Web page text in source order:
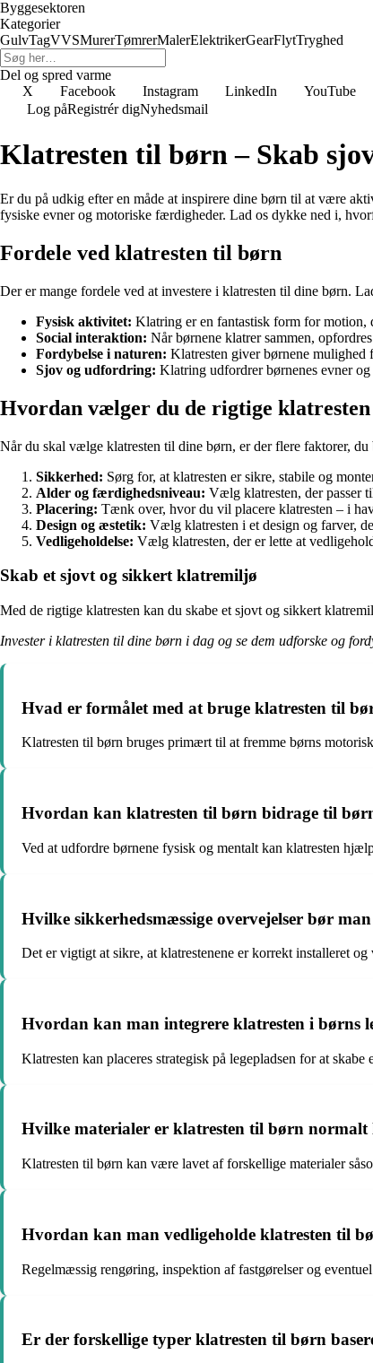
Byggesektoren
Kategorier
GulvTagVVSMurerTømrerMalerElektrikerGearFlytTryghed
Del og spred varme
X
Facebook Instagram LinkedIn YouTube
Log påRegistrér digNyhedsmail
Klatresten til børn – Skab
Er du på udkig efter en måde at inspirere dine børn til at være
fysiske evner og motoriske færdigheder. Lad os dykke ned i,
Fordele ved klatresten til børn
Der er mange fordele ved at investere i klatresten til dine børn.
Fysisk aktivitet: Klatring er en fantastisk form for motion,
Social interaktion: Når børnene klatrer sammen,
Fordybelse i naturen: Klatresten giver børnene mulighed
Sjov og udfordring: Klatring udfordrer børnenes evner
Hvordan vælger du de rigtige
Når du skal vælge klatresten til dine børn, er der flere faktorer, du
Sikkerhed: Sørg for, at klatresten er sikre, stabile og
Alder og færdighedsniveau: Vælg klatresten, der passer
Placering: Tænk over, hvor du vil placere klatresten – i
Design og æstetik: Vælg klatresten i et design og farver,
Vedligeholdelse: Vælg klatresten, der er lette at
Skab et sjovt og sikkert klatremiljø
Med de rigtige klatresten kan du skabe et sjovt og sikkert
Invester i klatresten til dine børn i dag og se dem udforske og
Hvad er formålet med at bruge klatresten til
Klatresten til børn bruges primært til at fremme børns
Hvordan kan klatresten til børn bidrage til
Ved at udfordre børnene fysisk og mentalt kan klatresten
Hvilke sikkerhedsmæssige overvejelser bør
Det er vigtigt at sikre, at klatrestenene er korrekt installeret
Hvordan kan man integrere klatresten i børns
Klatresten kan placeres strategisk på legepladsen for at
Hvilke materialer er klatresten til børn normalt
Klatresten til børn kan være lavet af forskellige materialer
Hvordan kan man vedligeholde klatresten til
Regelmæssig rengøring, inspektion af fastgørelser og
Er der forskellige typer klatresten til børn